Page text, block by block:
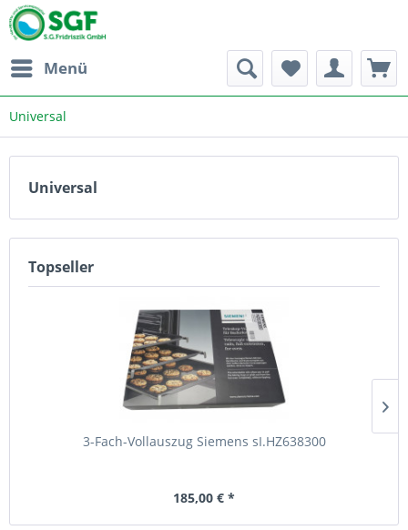
Menü
Universal
Universal
Topseller
3-Fach-Vollauszug Siemens sI.HZ638300
185,00 € *